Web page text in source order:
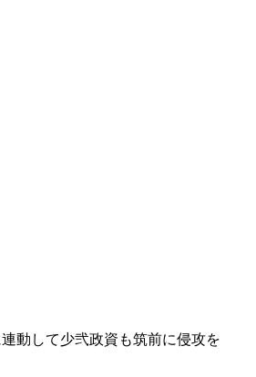
動して少弐政資も筑前に侵攻を